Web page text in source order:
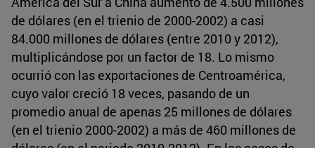
de dólares (en el trienio de 2000-2002) a casi
84.000 millones de dólares (entre 2010 y 2012),
multiplicándose por un factor de 18. Lo mismo
ocurrió con las exportaciones de Centroamérica,
cuyo valor creció 18 veces, pasando de un
promedio anual de apenas 25 millones de dólares
(en el trienio 2000-2002) a más de 460 millones de